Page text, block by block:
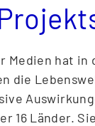
Medien hat
die
16 Länder.